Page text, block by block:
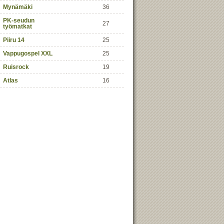
Mynämäki 36
PK-seudun
työmatkat
27
Piiru 14
25
Vappugospel XXL
25
Ruisrock
19
Atlas 16